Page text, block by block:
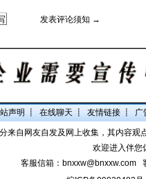
发表评论须知 →
声明 ┋ 在线聊天 ┋ 友情链接 ┋ 广
来自网友自发及网上收集，其内容
欢迎进入伴您
客服信箱：bnxxw@bnxxw.com